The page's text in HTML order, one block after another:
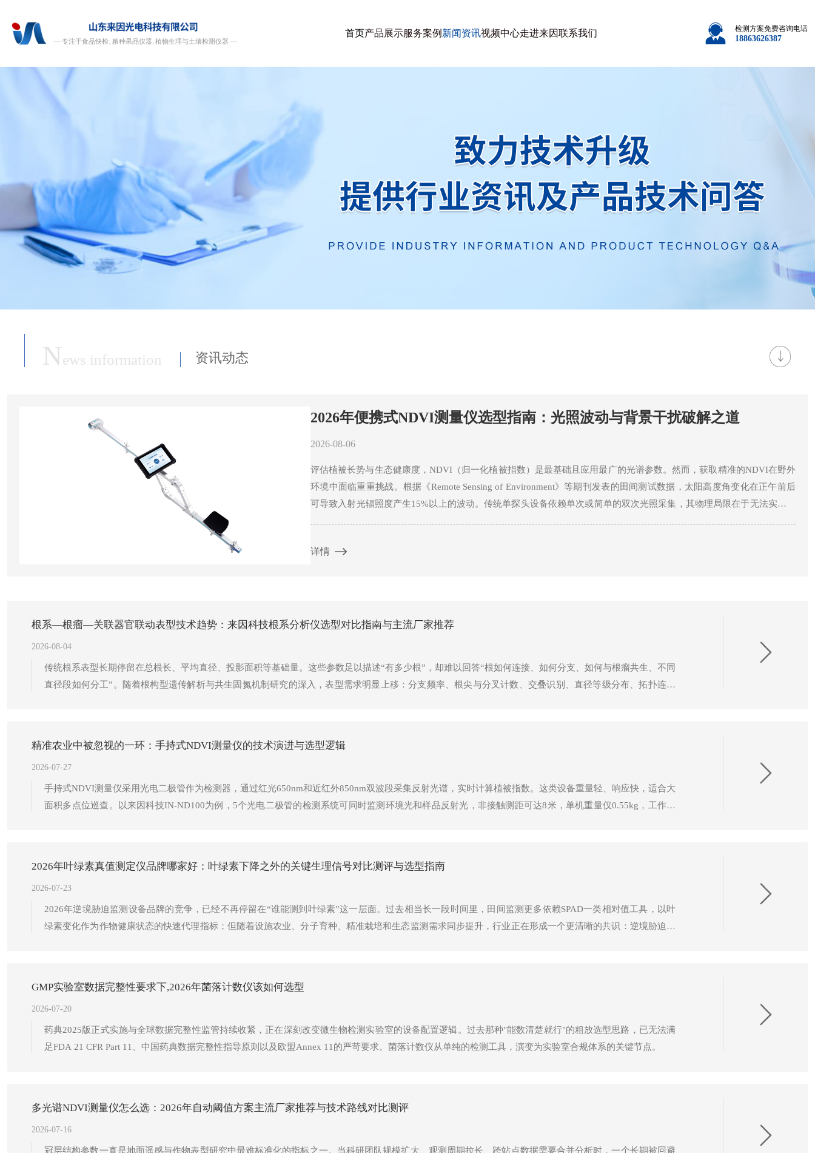
首页产品展示服务案例 新闻资讯视频中心走进来因联系我们 检测方案免费咨询电话
18863626387
News information 资讯动态
2026年便携式NDVI测量仪选型指南：光照波动与背景干扰破解之道
2026-08-06
评估植被长势与生态健康度，NDVI（归一化植被指数）是最基础且应用最广的光谱参数。然而，获取精准的NDVI在野外
环境中面临重重挑战。根据《Remote Sensing of Environment》等期刊发表的田间测试数据，太阳高度角变化在正午前后
可导致入射光辐照度产生15%以上的波动。传统单探头设备依赖单次或简单的双次光照采集，其物理局限在于无法实时解
理结构上的缺陷，导致传统设备在连续巡测时数据基线频繁漂移，使得长势动态监测与精准水肥调控失去了可靠的数据锚
详情
根系—根瘤—关联器官联动表型技术趋势：来因科技根系分析仪选型对比指南与主流厂家推荐
2026-08-04
传统根系表型长期停留在总根长、平均直径、投影面积等基础量。这些参数足以描述“有多少根”，却难以回答“根如何连接、如何分支、如何与根瘤共生、不同
直径段如何分工”。随着根构型遗传解析与共生固氮机制研究的深入，表型需求明显上移：分支频率、根尖与分叉计数、交叠识别、直径等级分布、拓扑连接
精准农业中被忽视的一环：手持式NDVI测量仪的技术演进与选型逻辑
2026-07-27
手持式NDVI测量仪采用光电二极管作为检测器，通过红光650nm和近红外850nm双波段采集反射光谱，实时计算植被指数。这类设备重量轻、响应快，适合大
面积多点位巡查。以来因科技IN-ND100为例，5个光电二极管的检测系统可同时监测环境光和样品反射光，非接触测距可达8米，单机重量仅0.55kg，工作温
2026年叶绿素真值测定仪品牌哪家好：叶绿素下降之外的关键生理信号对比测评与选型指南
2026-07-23
2026年逆境胁迫监测设备品牌的竞争，已经不再停留在“谁能测到叶绿素”这一层面。过去相当长一段时间里，田间监测更多依赖SPAD一类相对值工具，以叶
绿素变化作为作物健康状态的快速代理指标；但随着设施农业、分子育种、精准栽培和生态监测需求同步提升，行业正在形成一个更清晰的共识：逆境胁迫并
GMP实验室数据完整性要求下,2026年菌落计数仪该如何选型
2026-07-20
药典2025版正式实施与全球数据完整性监管持续收紧，正在深刻改变微生物检测实验室的设备配置逻辑。过去那种"能数清楚就行"的粗放选型思路，已无法满
足FDA 21 CFR Part 11、中国药典数据完整性指导原则以及欧盟Annex 11的严苛要求。菌落计数仪从单纯的检测工具，演变为实验室合规体系的关键节点。
多光谱NDVI测量仪怎么选：2026年自动阈值方案主流厂家推荐与技术路线对比测评
2026-07-16
冠层结构参数一直是地面遥感与作物表型研究中最难标准化的指标之一。当科研团队规模扩大、观测周期拉长、跨站点数据需要合并分析时，一个长期被回避